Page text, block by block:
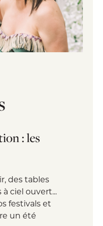
: les
des tables
ciel ouvert...
festivals et
un été